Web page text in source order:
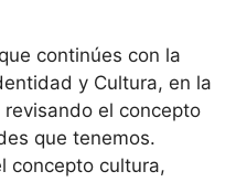
continúes con la
y Cultura, en la
el concepto
que tenemos.
concepto cultura,